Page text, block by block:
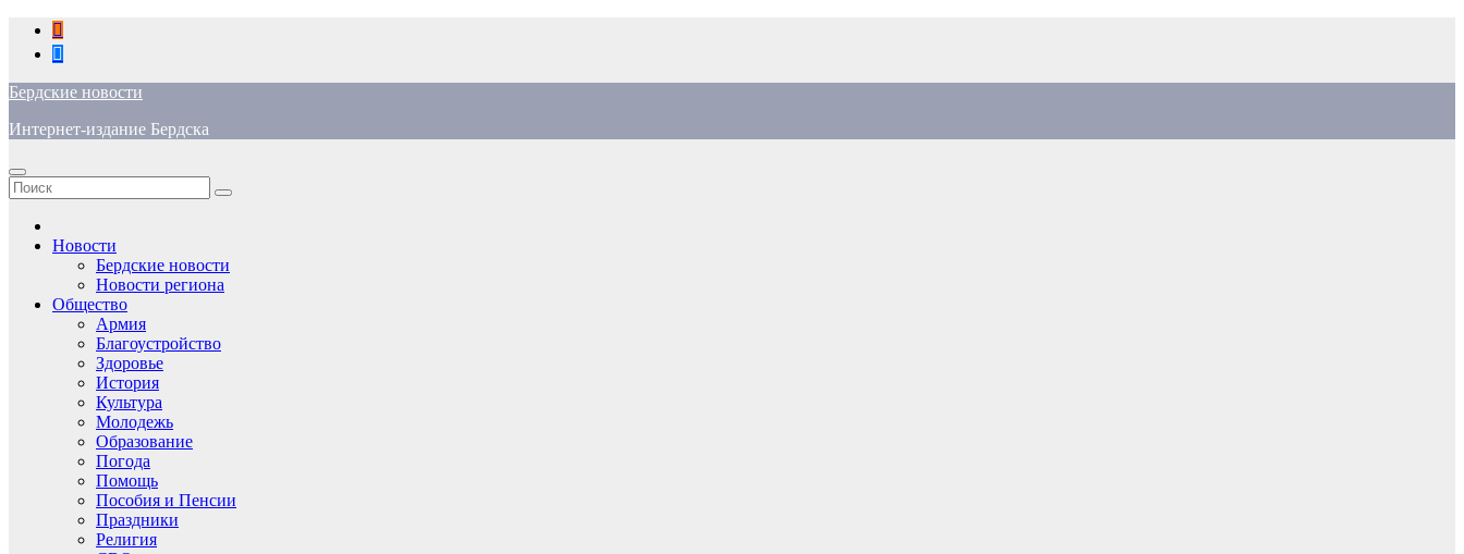
Перейти
содержимому
Бердские новости
Интернет-издание Бердска
Новости
Бердские новости
Новости региона
Общество
Армия
Благоустройство
Здоровье
История
Культура
Молодежь
Образование
Погода
Помощь
Пособия и Пенсии
Праздники
Религия